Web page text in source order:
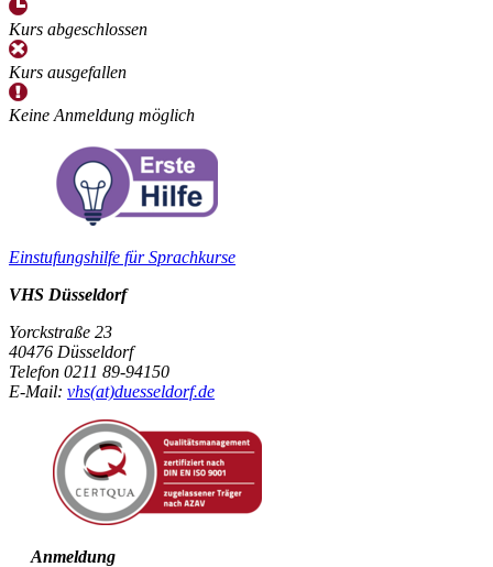
Kurs abgeschlossen
Kurs ausgefallen
Keine Anmeldung möglich
Einstufungshilfe für Sprachkurse
VHS Düsseldorf
Yorckstraße 23
40476 Düsseldorf
Telefon 0211 89-94150
E-Mail: vhs(at)duesseldorf.de
Anmeldung